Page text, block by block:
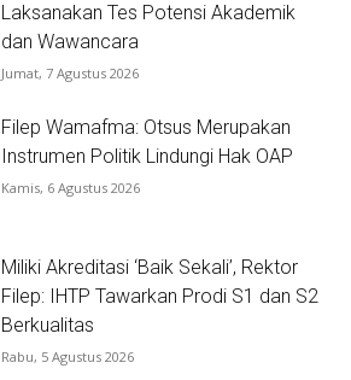
Laksanakan Tes Potensi Akademik
dan Wawancara
Jumat, 7 Agustus 2026
Filep Wamafma: Otsus Merupakan
Instrumen Politik Lindungi Hak OAP
Kamis, 6 Agustus 2026
Miliki Akreditasi ‘Baik Sekali’, Rektor
Filep: IHTP Tawarkan Prodi S1 dan S2
Berkualitas
Rabu, 5 Agustus 2026